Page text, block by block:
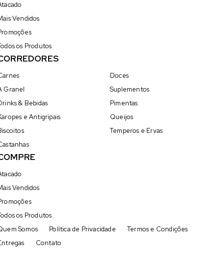
Vendidos
os Produtos
Granel
& Bebidas
e Antigripais
Doces
Suplementos
Pimentas
Queijos
Temperos e Ervas
Vendidos
os Produtos
Somos
Política de Privacidade
Termos e Condições
Contato